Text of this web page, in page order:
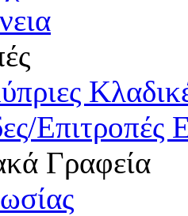
Επιτροπές
Γραφεία